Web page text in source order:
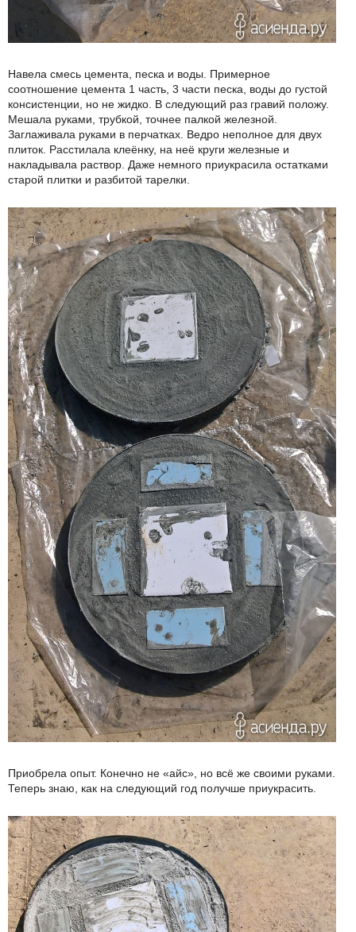
Навела смесь цемента, песка и воды. Примерное
соотношение цемента 1 часть, 3 части песка, воды до густой
консистенции, но не жидко. В следующий раз гравий положу.
Мешала руками, трубкой, точнее палкой железной.
Заглаживала руками в перчатках. Ведро неполное для двух
плиток. Расстилала клеёнку, на неё круги железные и
накладывала раствор. Даже немного приукрасила остатками
старой плитки и разбитой тарелки.
Приобрела опыт. Конечно не «айс», но всё же своими руками.
Теперь знаю, как на следующий год получше приукрасить.